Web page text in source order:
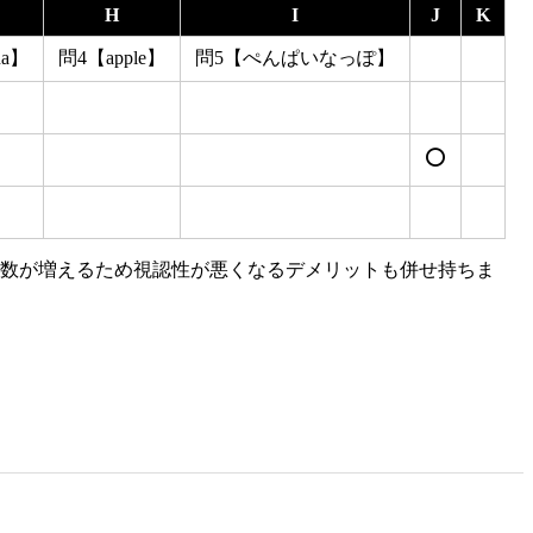
H I J K
問4【apple】 問5【ぺんぱいなっぽ】
⭕
が増えるため視認性が悪くなるデメリットも併せ持ちま